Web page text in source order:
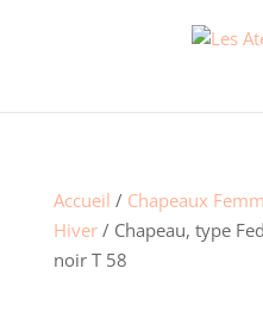
Accueil / Chapeaux
Hiver/ Chapeau, type
noir T 58